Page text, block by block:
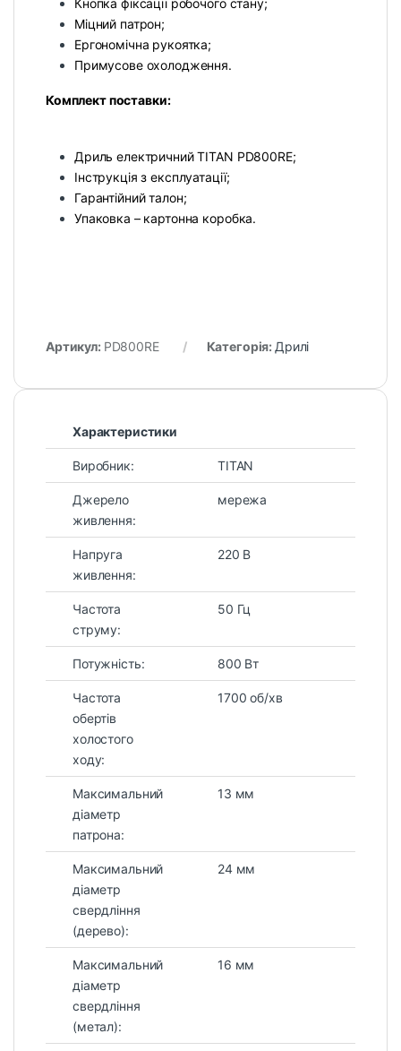
Кнопка фіксації робочого стану;
Міцний патрон;
Ергономічна рукоятка;
Примусове охолодження.
Комплект поставки:
Дриль електричний TITAN PD800RE;
Інструкція з експлуатації;
Гарантійний талон;
Упаковка – картонна коробка.
Артикул: PD800RE Категорія: Дрилі
Характеристики
Виробник: TITAN
Джерело
живлення:
мережа
Напруга
живлення:
220 В
Частота
струму:
50 Гц
Потужність: 800 Вт
Частота
обертів
холостого
ходу:
1700 об/хв
Максимальний
діаметр
патрона:
13 мм
Максимальний
діаметр
свердління
(дерево):
24 мм
Максимальний
діаметр
свердління
(метал):
16 мм